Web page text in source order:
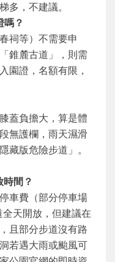
多，不建議。
嗎？
祠等）不需要申
錐麓古道」，則需
園證，名額有限，
蓋負擔大，算是體
無護欄，雨天濕滑
藏版危險步道」。
間？
車費（部分停車場
天開放，但建議在
且部分步道沒有路
若遇大雨或颱風可